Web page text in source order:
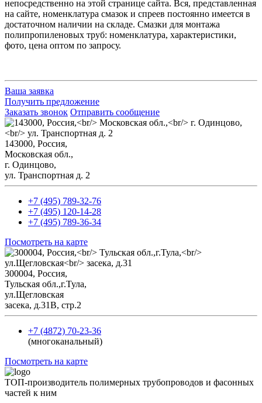
непосредственно на этой странице сайта. Вся, представленная
на сайте, номенклатура смазок и спреев постоянно имеется в
достаточном наличии на складе. Смазки для монтажа
полипропиленовых труб: номенклатура, характеристики,
фото, цена оптом по запросу.
Ваша заявка
Получить предложение
Заказать звонок Отправить сообщение
143000, Россия,
Mосковская обл.,
г. Одинцово,
ул. Транспортная д. 2
+7 (495) 789-32-76
+7 (495) 120-14-28
+7 (495) 789-36-34
Посмотреть на карте
300004, Россия,
Тульская обл.,г.Тула,
ул.Щегловская
засека, д.31В, стр.2
+7 (4872) 70-23-36
(многоканальный)
Посмотреть на карте
ТОП-производитель полимерных трубопроводов и фасонных
частей к ним